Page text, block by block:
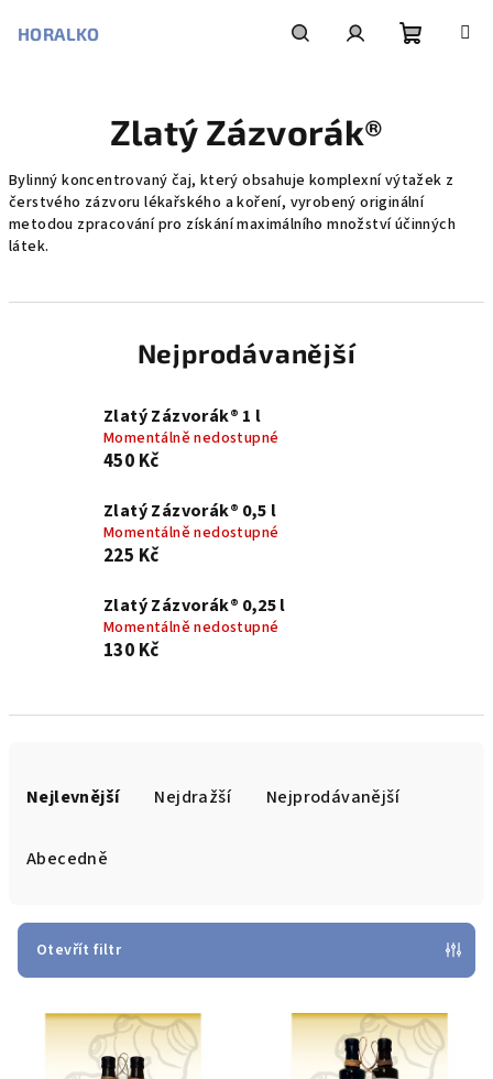
HORALKO
Zlatý Zázvorák®
Bylinný koncentrovaný čaj, který obsahuje komplexní výtažek z
čerstvého zázvoru lékařského a koření, vyrobený originální
metodou zpracování pro získání maximálního množství účinných
látek.
Nejprodávanější
Zlatý Zázvorák® 1 l
Momentálně nedostupné
450 Kč
Zlatý Zázvorák® 0,5 l
Momentálně nedostupné
225 Kč
Zlatý Zázvorák® 0,25 l
Momentálně nedostupné
130 Kč
r
Nejlevnější Nejdražší Nejprodávanější
Abecedně
Otevřít filtr